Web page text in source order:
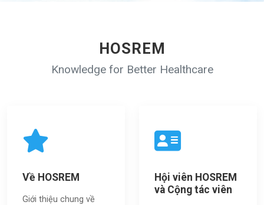
HOSREM
Knowledge for Better Healthcare
Về HOSREM
Giới thiệu chung về
Hội viên HOSREM
và Cộng tác viên